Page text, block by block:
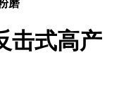
磨
击式高产